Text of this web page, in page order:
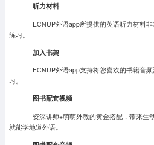
听力材料
ECNUP外语app所提供的英语听力材料非
练习。
加入书架
ECNUP外语app支持将您喜欢的书籍音频
习。
图书配套视频
资深讲师+萌萌外教的黄金搭配，带来生
就能学地道外语。